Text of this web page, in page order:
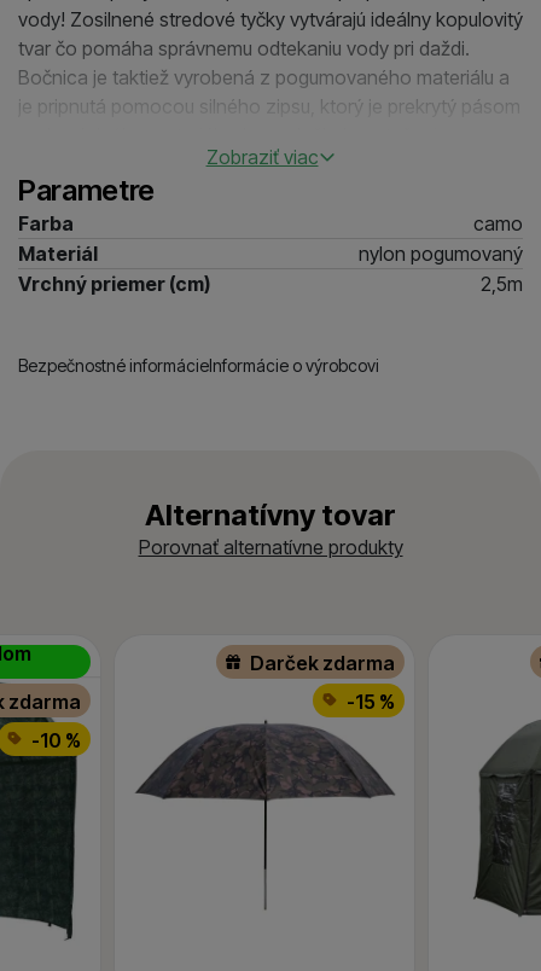
vody! Zosilnené stredové tyčky vytvárajú ideálny kopulovitý
tvar čo pomáha správnemu odtekaniu vody pri daždi.
Bočnica je taktiež vyrobená z pogumovaného materiálu a
je pripnutá pomocou silného zipsu, ktorý je prekrytý pásom
Upozornenie: Pri silnom vetre odopnite bočnicu, nakoľko
môže prísť k jej poškodeniu alebo roztrhnutiu!
Zobraziť viac
Parametre
Farba
camo
Materiál
nylon pogumovaný
Vrchný priemer (cm)
2,5m
Bezpečnostné informácie Informácie o výrobcovi
Alternatívny tovar
Porovnať alternatívne produkty
Darček zdarma
-15 %
zdarma
-10 %